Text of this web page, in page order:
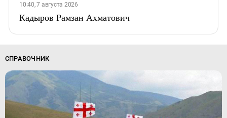
10:40, 7 августа 2026
Кадыров Рамзан Ахматович
СПРАВОЧНИК